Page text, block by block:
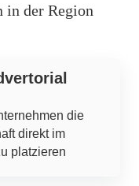
in der Region
die
direkt im
platzieren